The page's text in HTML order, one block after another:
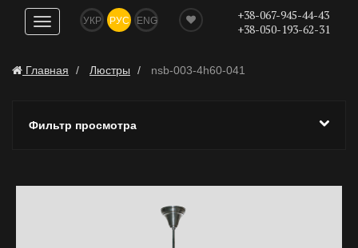
Показать
навигацию
УКР РУС ENG
+38-067-945-44-43
+38-050-193-62-31
Главная Люстры nsb-003-4h60-041
Фильтр просмотра